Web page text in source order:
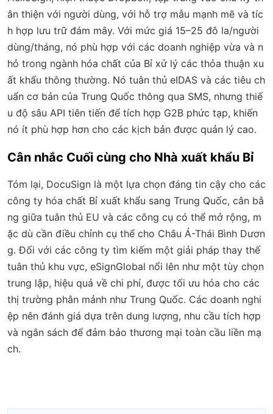
ân thiện với người dùng, với hỗ trợ mẫu mạnh mẽ và tíc
h hợp lưu trữ đám mây. Với mức giá 15–25 đô la/người
dùng/tháng, nó phù hợp với các doanh nghiệp vừa và n
hỏ trong ngành hóa chất của Bỉ xử lý các thỏa thuận xu
ất khẩu thông thường. Nó tuân thủ eIDAS và các tiêu ch
uẩn cơ bản của Trung Quốc thông qua SMS, nhưng thiế
u độ sâu API tiên tiến để tích hợp G2B phức tạp, khiến
nó ít phù hợp hơn cho các kịch bản được quản lý cao.
Cân nhắc Cuối cùng cho Nhà xuất khẩu Bỉ
Tóm lại, DocuSign là một lựa chọn đáng tin cậy cho các
công ty hóa chất Bỉ xuất khẩu sang Trung Quốc, cân bằ
ng giữa tuân thủ EU và các công cụ có thể mở rộng, m
ặc dù cần điều chỉnh cụ thể cho Châu Á-Thái Bình Dươn
g. Đối với các công ty tìm kiếm một giải pháp thay thế
tuân thủ khu vực, eSignGlobal nổi lên như một tùy chọn
trung lập, hiệu quả về chi phí, được tối ưu hóa cho các
thị trường phân mảnh như Trung Quốc. Các doanh nghi
ệp nên đánh giá dựa trên dung lượng, nhu cầu tích hợp
và ngân sách để đảm bảo thương mại toàn cầu liền mạ
ch.